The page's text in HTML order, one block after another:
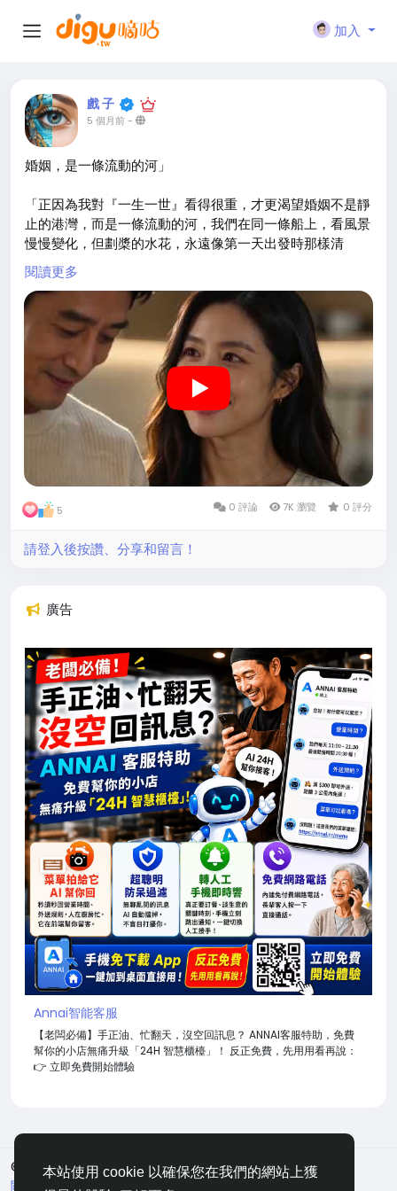
本站使用 cookie 以確保您在我們的網站上獲
加入
戲 子
5 個月前-
婚姻，是一條流動的河」
「正因為我對『一生一世』看得很重，才更渴望婚姻不是靜
止的港灣，而是一條流動的河，我們在同一條船上，看風景
慢慢變化，但劃槳的水花，永遠像第一天出發時那樣清
澈。」
https://www.youtube.com/watch?v=Ihip2pcOuFM
閱讀更多
5 0 評論 7K 瀏覽 0 評分
請登入後按讚、分享和留言！
廣告
Annai智能客服
【老闆必備】手正油、忙翻天，沒空回訊息？ ANNAI客服特助，免費
幫你的小店無痛升級「24H 智慧櫃檯」！ 反正免費，先用用看再說：
👉 立即免費開始體驗
© 2026 嘀咕
中文
關於
條款 隱私 聯絡 網站地圖